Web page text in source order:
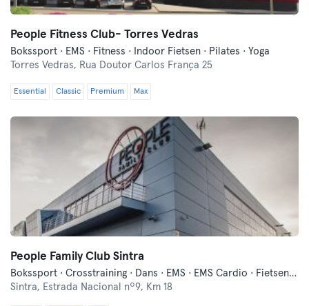
People Fitness Club- Torres Vedras
Bokssport · EMS · Fitness · Indoor Fietsen · Pilates · Yoga
Torres Vedras, Rua Doutor Carlos França 25
Essential Classic Premium Max
People Family Club Sintra
Bokssport · Crosstraining · Dans · EMS · EMS Cardio · Fietsen · Fitness · Functionele Training · Indoor Fietsen · Pilates · Trampoline · Yoga · Zwemmen
Sintra, Estrada Nacional nº9, Km 18